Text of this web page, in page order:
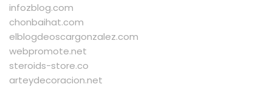
infozblog.com
chonbaihat.com
elblogdeoscargonzalez.com
webpromote.net
steroids-store.co
arteydecoracion.net